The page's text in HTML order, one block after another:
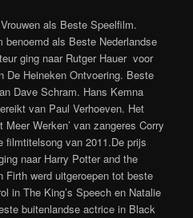
als Beste Speelfilm.
benoemd als Beste Nederlandse
ging naar Rutger Hauer voor
De Heineken Ontvoering. Beste
Dave Schram. Hans Kemna
van Paul Verhoeven. Het
Meer Werken’ van zangeres Corry
van 2011.De prijs
naar Harry Potter and the
werd uitgeroepen tot beste
in The King’s Speech en Natalie
buitenlandse actrice in Black